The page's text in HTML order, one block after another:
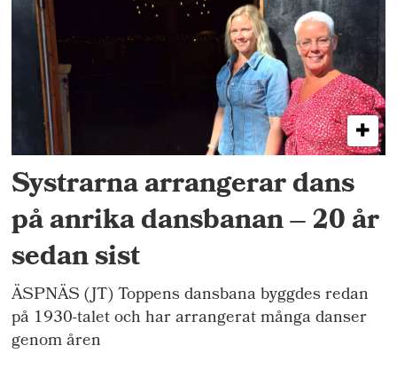
Systrarna arrangerar dans
på anrika dansbanan – 20 år
sedan sist
ÄSPNÄS (JT) Toppens dansbana byggdes redan
på 1930-talet och har arrangerat många danser
genom åren